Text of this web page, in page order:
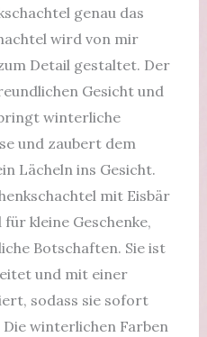
genau das
wird von mir
Detail gestaltet. Der
Gesicht und
winterliche
und zaubert dem
Lächeln ins Gesicht.
mit Eisbär
kleine Geschenke,
Botschaften. Sie ist
und mit einer
sodass sie sofort
winterlichen Farben